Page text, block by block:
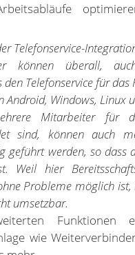
Telefonservice-
können überall,
den Telefonservice für
Android, Windows, Linux
Mitarbeiter für
sind, können auch
geführt werden, so dass
Weil hier
Probleme möglich
umsetzbar.
Funktionen
wie